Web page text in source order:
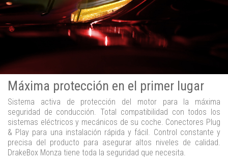
Máxima protección en el primer lugar
Sistema activa de protección del motor para la máxima
seguridad de conducción. Total compatibilidad con todos los
sistemas eléctricos y mecánicos de su coche. Conectores Plug
& Play para una instalación rápida y fácil. Control constante y
precisa del producto para asegurar altos niveles de calidad.
DrakeBox Monza tiene toda la seguridad que necesita.